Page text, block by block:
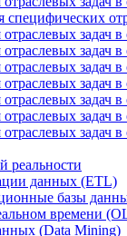
задач
задач
задач в
задач в
задач
задач
задач в
реальности
данных (ETL)
базы
времени
(Data Mining)